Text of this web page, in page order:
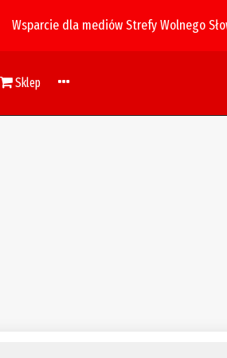
Wsparcie dla mediów Strefy Wolnego
Sklep